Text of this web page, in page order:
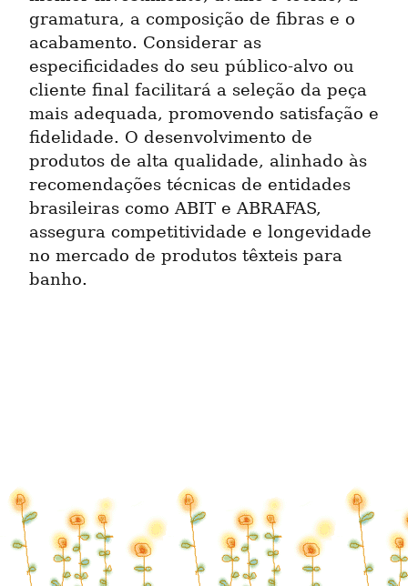
gramatura, a composição de fibras e o
acabamento. Considerar as
especificidades do seu público-alvo ou
cliente final facilitará a seleção da peça
mais adequada, promovendo satisfação e
fidelidade. O desenvolvimento de
produtos de alta qualidade, alinhado às
recomendações técnicas de entidades
brasileiras como ABIT e ABRAFAS,
assegura competitividade e longevidade
no mercado de produtos têxteis para
banho.